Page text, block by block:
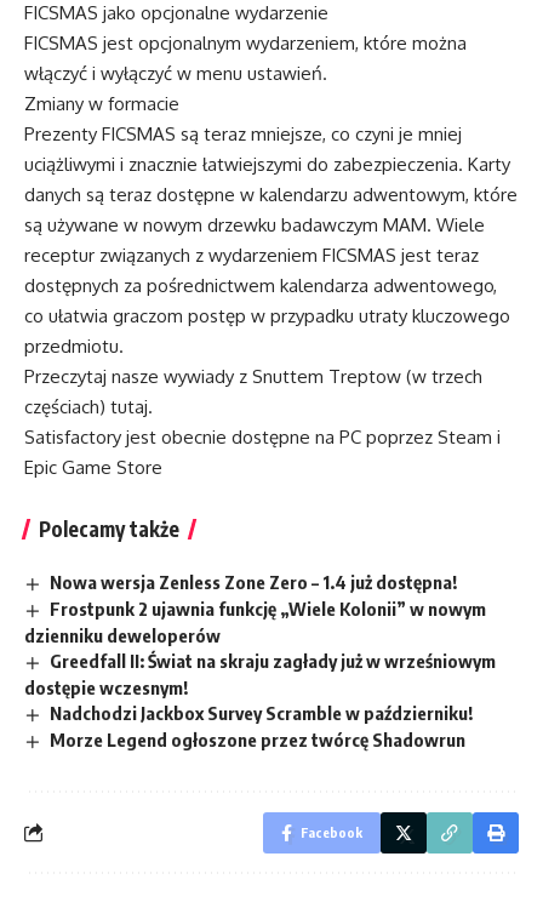
FICSMAS jako opcjonalne wydarzenie
FICSMAS jest opcjonalnym wydarzeniem, które można
włączyć i wyłączyć w menu ustawień.
Zmiany w formacie
Prezenty FICSMAS są teraz mniejsze, co czyni je mniej
uciążliwymi i znacznie łatwiejszymi do zabezpieczenia. Karty
danych są teraz dostępne w kalendarzu adwentowym, które
są używane w nowym drzewku badawczym MAM. Wiele
receptur związanych z wydarzeniem FICSMAS jest teraz
dostępnych za pośrednictwem kalendarza adwentowego,
co ułatwia graczom postęp w przypadku utraty kluczowego
przedmiotu.
Przeczytaj nasze wywiady z Snuttem Treptow (w trzech
częściach) tutaj.
Satisfactory jest obecnie dostępne na PC poprzez Steam i
Epic Game Store
Polecamy także
Nowa wersja Zenless Zone Zero – 1.4 już dostępna!
Frostpunk 2 ujawnia funkcję „Wiele Kolonii” w nowym
dzienniku deweloperów
Greedfall II: Świat na skraju zagłady już w wrześniowym
dostępie wczesnym!
Nadchodzi Jackbox Survey Scramble w październiku!
Morze Legend ogłoszone przez twórcę Shadowrun
Facebook